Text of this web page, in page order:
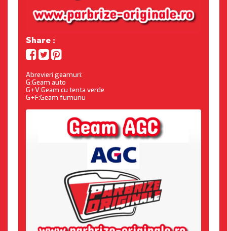
Share :
Abrevieri geamuri:
G:Geam auto
G+V:Geam cu tenta verde
G+F:Geam fumuriu